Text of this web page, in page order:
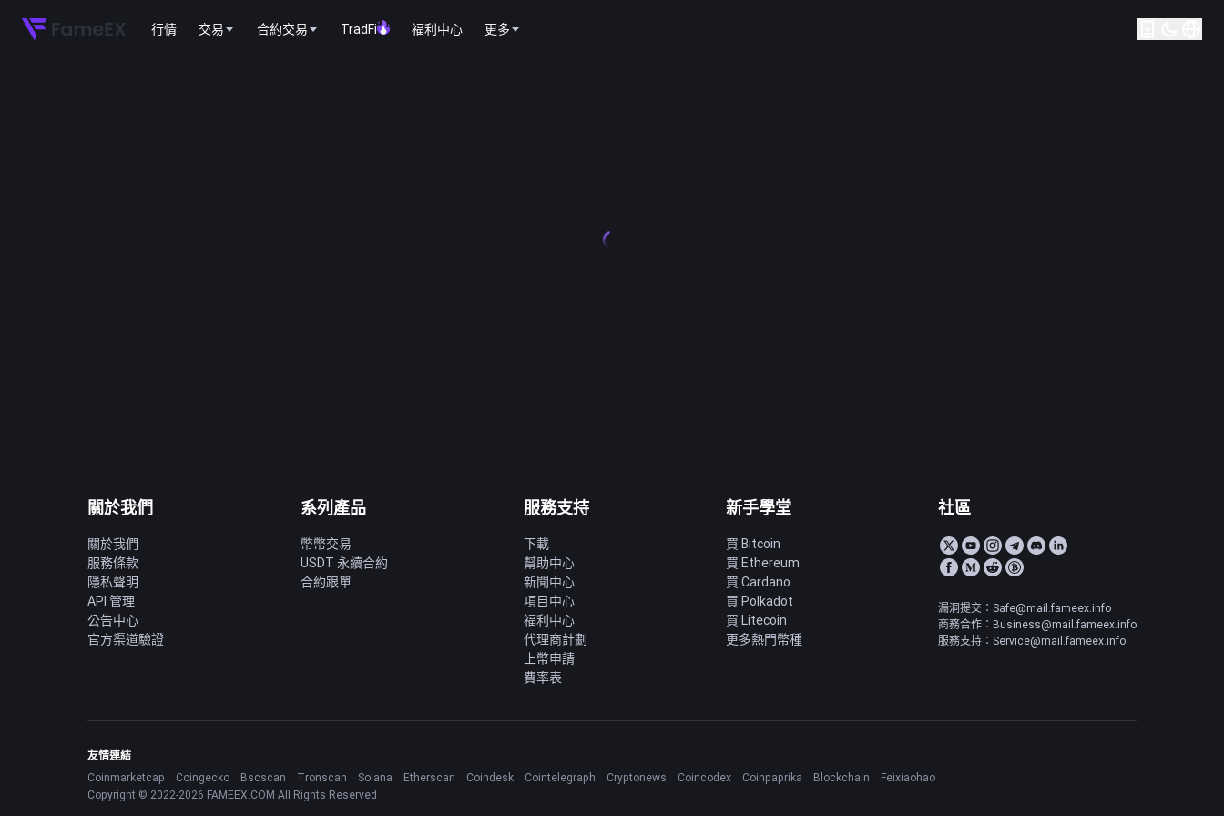
行情 交易 合約交易 TradFi 福利中心 更多
關於我們
關於我們
服務條款
隱私聲明
API 管理
公告中心
官方渠道驗證
系列產品
幣幣交易
USDT 永續合約
合約跟單
服務支持
下載
幫助中心
新聞中心
項目中心
福利中心
代理商計劃
上幣申請
費率表
新手學堂
買 Bitcoin
買 Ethereum
買 Cardano
買 Polkadot
買 Litecoin
更多熱門幣種
社區
漏洞提交：Safe@mail.fameex.info
商務合作：Business@mail.fameex.info
服務支持：Service@mail.fameex.info
友情連結
Coinmarketcap
Coingecko Bscscan Tronscan Solana Etherscan Coindesk Cointelegraph Cryptonews Coincodex Coinpaprika Blockchain
Feixiaohao
Copyright © 2022-2026 FAMEEX.COM All Rights Reserved